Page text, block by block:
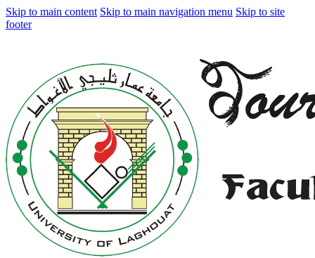
Skip to main content Skip to main navigation menu Skip to site
footer